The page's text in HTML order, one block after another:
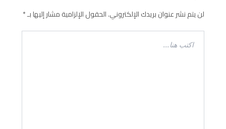
لن يتم نشر عنوان بريدك الإلكتروني.الحقول الإلزامية مشار إليها بـ*
اكتب
هنا...